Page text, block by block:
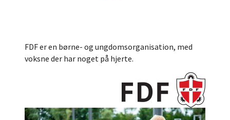
FDF er en børne- og ungdomsorganisation, med
voksne der har noget på hjerte.